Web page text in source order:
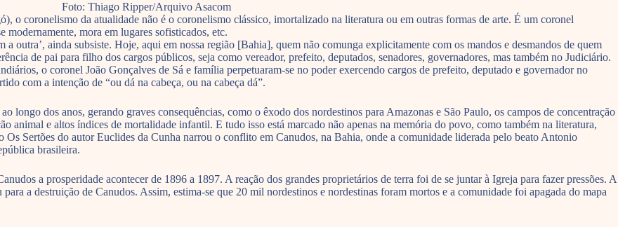
Foto: Thiago Ripper/Arquivo Asacom
o coronelismo da atualidade não é o coronelismo clássico, imortalizado na literatura ou em outras formas de arte. É um coronel
modernamente, mora em lugares sofisticados, etc.
outra’, ainda subsiste. Hoje, aqui em nossa região [Bahia], quem não comunga explicitamente com os mandos e desmandos de quem
de pai para filho dos cargos públicos, seja como vereador, prefeito, deputados, senadores, governadores, mas também no Judiciário.
o coronel João Gonçalves de Sá e família perpetuaram-se no poder exercendo cargos de prefeito, deputado e governador no
com a intenção de “ou dá na cabeça, ou na cabeça dá”.
longo dos anos, gerando graves consequências, como o êxodo dos nordestinos para Amazonas e São Paulo, os campos de concentração
animal e altos índices de mortalidade infantil. E tudo isso está marcado não apenas na memória do povo, como também na literatura,
Os Sertões do autor Euclides da Cunha narrou o conflito em Canudos, na Bahia, onde a comunidade liderada pelo beato Antonio
brasileira.
a prosperidade acontecer de 1896 a 1897. A reação dos grandes proprietários de terra foi de se juntar à Igreja para fazer pressões. A
a destruição de Canudos. Assim, estima-se que 20 mil nordestinos e nordestinas foram mortos e a comunidade foi apagada do mapa